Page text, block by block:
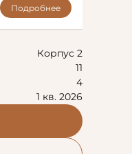
Подробнее
Корпус 2
11
4
1 кв. 2026